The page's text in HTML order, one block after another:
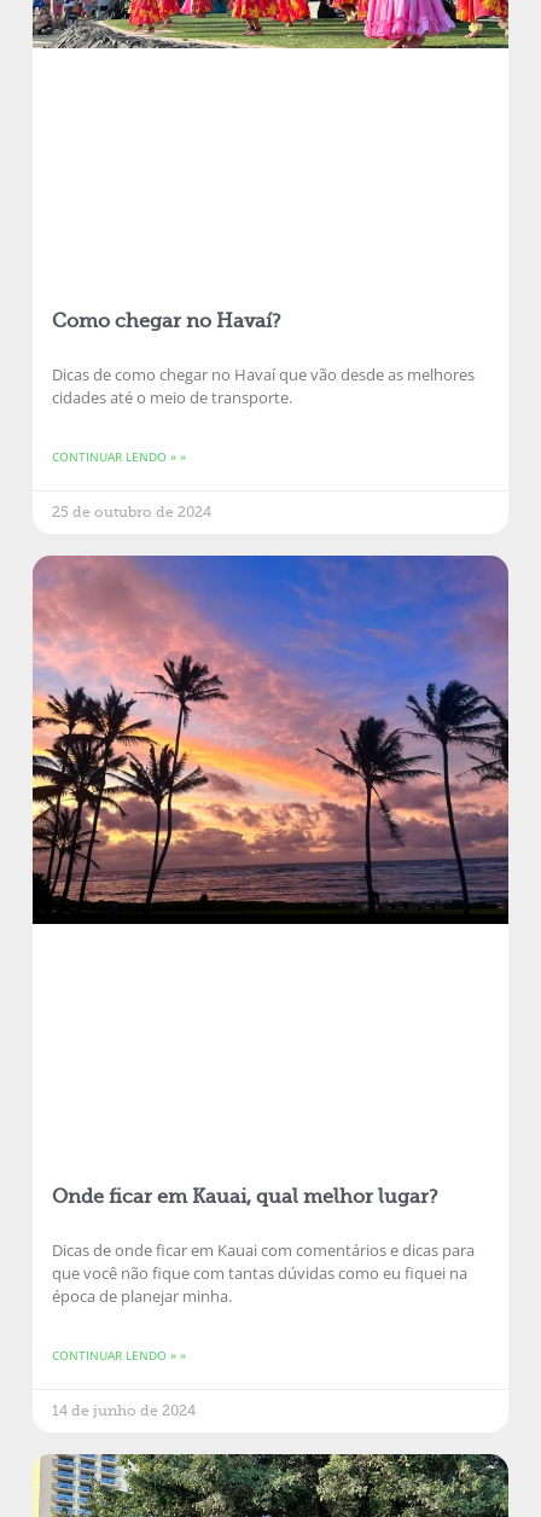
Como chegar no Havaí?
Dicas de como chegar no Havaí que vão desde as melhores
cidades até o meio de transporte.
CONTINUAR LENDO » »
25 de outubro de 2024
Onde ficar em Kauai, qual melhor lugar?
Dicas de onde ficar em Kauai com comentários e dicas para
que você não fique com tantas dúvidas como eu fiquei na
época de planejar minha.
CONTINUAR LENDO » »
14 de junho de 2024